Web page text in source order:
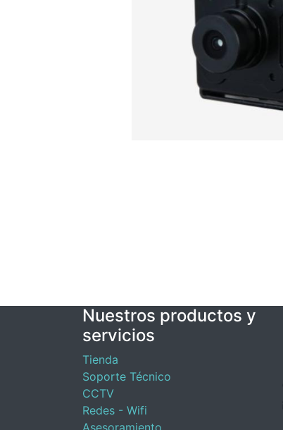
Nuestros productos y
servicios
Tienda
Soporte Técnico
CCTV
Redes - Wifi
Asesoramiento